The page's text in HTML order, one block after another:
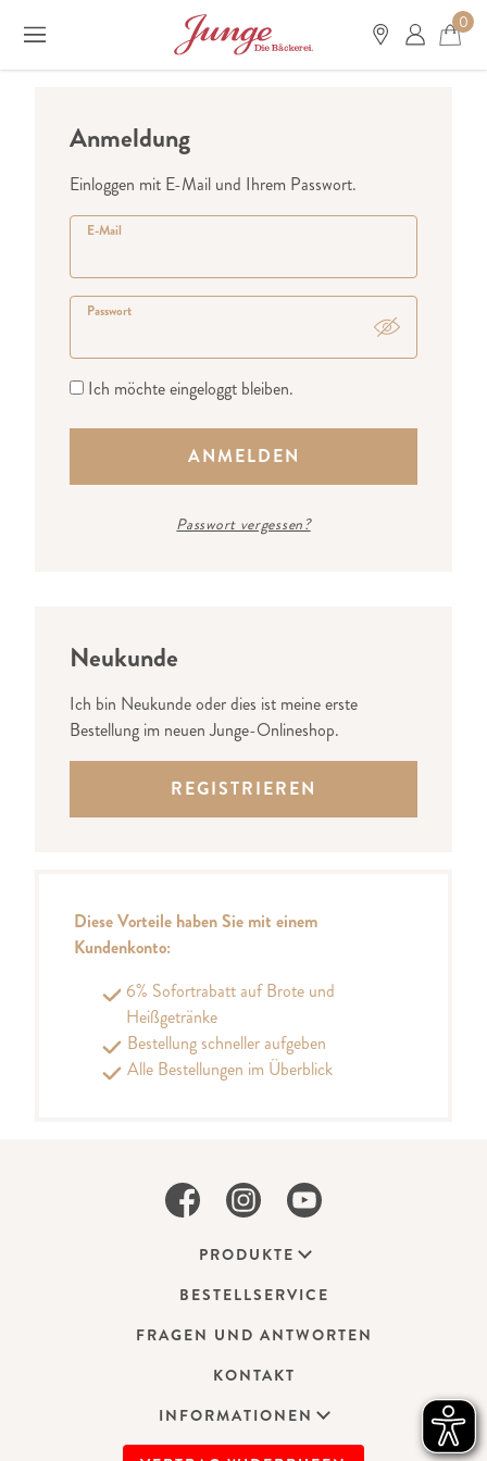
0
Anmeldung
Einloggen mit E-Mail und Ihrem Passwort.
E-Mail
Passwort
Ich möchte eingeloggt bleiben.
Passwort vergessen?
Neukunde
Ich bin Neukunde oder dies ist meine erste
Bestellung im neuen Junge-Onlineshop.
REGISTRIEREN
Diese Vorteile haben Sie mit einem
Kundenkonto:
6% Sofortrabatt auf Brote und
Heißgetränke
Bestellung schneller aufgeben
Alle Bestellungen im Überblick
PRODUKTE
BESTELLSERVICE
FRAGEN UND ANTWORTEN
KONTAKT
INFORMATIONEN